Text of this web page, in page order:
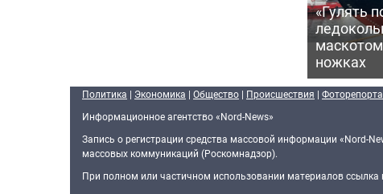
«Гулять
ножках
Политика | Экономика | Общество | Происшествия |
Информационное агентство «Nord-News»
Запись о регистрации средства массовой информации «Nord-
массовых коммуникаций (Роскомнадзор).
При полном или частичном использовании материалов ссылка